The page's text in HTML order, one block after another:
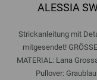
ALESSIA
Strickanleitung mit
mitgesendet!
MATERIAL: Lana
Pullover: